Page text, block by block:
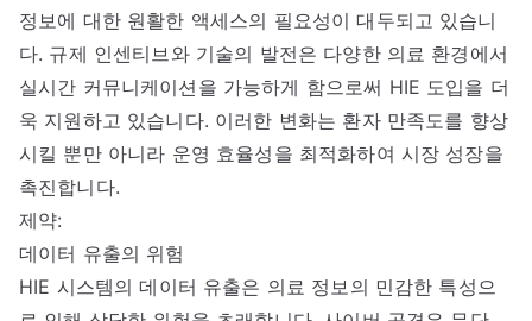
정보에 대한 원활한 액세스의 필요성이 대두되고 있습니
다. 규제 인센티브와 기술의 발전은 다양한 의료 환경에서
실시간 커뮤니케이션을 가능하게 함으로써 HIE 도입을 더
욱 지원하고 있습니다. 이러한 변화는 환자 만족도를 향상
시킬 뿐만 아니라 운영 효율성을 최적화하여 시장 성장을
촉진합니다.
제약:
데이터 유출의 위험
HIE 시스템의 데이터 유출은 의료 정보의 민감한 특성으